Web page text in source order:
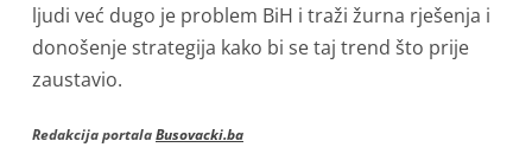
ljudi već dugo je problem BiH i traži žurna rješenja i
donošenje strategija kako bi se taj trend što prije
zaustavio.
Redakcija portalaBusovacki.ba